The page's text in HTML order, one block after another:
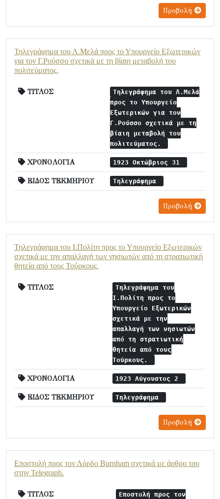
Προβολή
Τηλεγράφημα του Λ.Μελά προς το Υπουργείο Εξωτερικών
για τον Γ.Ρούσσο σχετικά με τη βίαιη μεταβολή του
πολιτεύματος.
ΤΙΤΛΟΣ
Τηλεγράφημα του Λ.Μελά
προς το Υπουργείο
Εξωτερικών για τον
Γ.Ρούσσο σχετικά με τη
βίαιη μεταβολή του
πολιτεύματος.
ΧΡΟΝΟΛΟΓΙΑ 1923 Οκτώβριος 31
ΕΙΔΟΣ ΤΕΚΜΗΡΙΟΥ Τηλεγράφημα
Προβολή
Τηλεγράφημα του Ι.Πολίτη προς το Υπουργείο Εξωτερικών
σχετικά με την απαλλαγή των νησιωτών από τη στρατιωτική
θητεία από τους Τούρκους.
ΤΙΤΛΟΣ
Τηλεγράφημα του
Ι.Πολίτη προς το
Υπουργείο Εξωτερικών
σχετικά με την
απαλλαγή των νησιωτών
από τη στρατιωτική
θητεία από τους
Τούρκους.
ΧΡΟΝΟΛΟΓΙΑ 1923 Αύγουστος 2
ΕΙΔΟΣ ΤΕΚΜΗΡΙΟΥ Τηλεγράφημα
Προβολή
Εποστολή προς τον Λόρδο Burnham σχετικά με άρθρο του
στην Telegraph.
ΤΙΤΛΟΣ
Εποστολή προς τον